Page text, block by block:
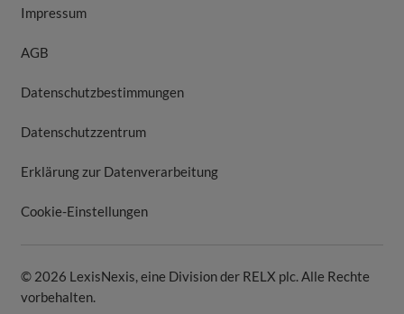
Impressum
AGB
Datenschutzbestimmungen
Datenschutzzentrum
Erklärung zur Datenverarbeitung
Cookie-Einstellungen
© 2026 LexisNexis, eine Division der RELX plc. Alle Rechte
vorbehalten.